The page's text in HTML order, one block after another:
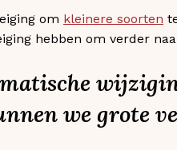
om kleinere soorten
hebben om verder
we grote